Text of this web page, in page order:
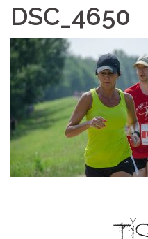
DSC_4650